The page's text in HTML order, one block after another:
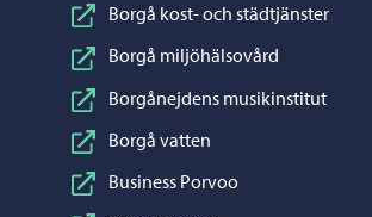
Borgå kost- och städtjänster
Borgå miljöhälsovård
Borgånejdens musikinstitut
Borgå vatten
Business Porvoo